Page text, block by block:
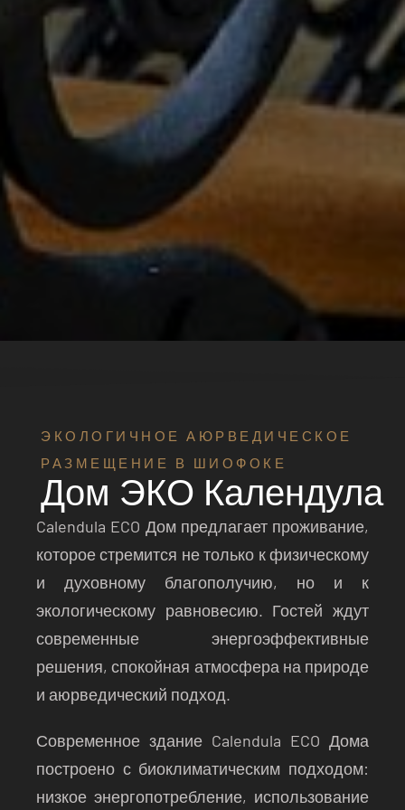
ЭКОЛОГИЧНОЕ АЮРВЕДИЧЕСКОЕ
РАЗМЕЩЕНИЕ В ШИОФОКЕ
Дом ЭКО Календула
Calendula ECO Дом предлагает проживание,
которое стремится не только к физическому
и духовному благополучию, но и к
экологическому равновесию. Гостей ждут
современные энергоэффективные
решения, спокойная атмосфера на природе
и аюрведический подход.
Современное здание Calendula ECO Дома
построено с биоклиматическим подходом:
низкое энергопотребление, использование